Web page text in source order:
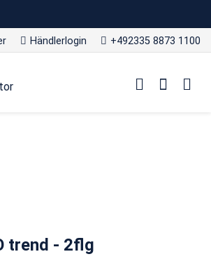
Händlerlogin +492335 8873 1100
trend - 2flg